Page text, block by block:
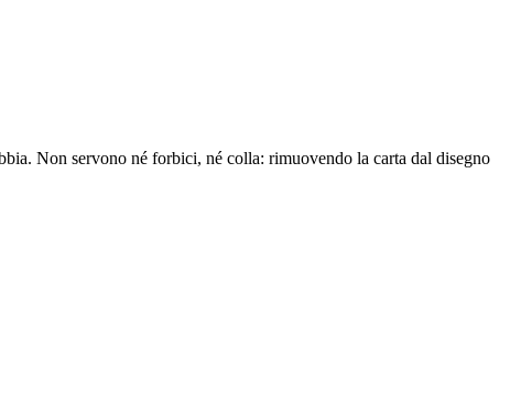
cameretta, senza ulteriori trattamenti. La sabbia infatti rimane
dando spazio al proprio estro creativo.